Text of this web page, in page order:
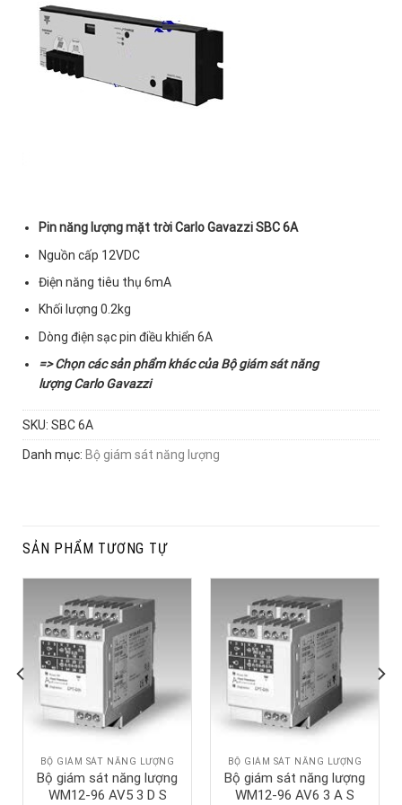
Pin năng lượng mặt trời Carlo Gavazzi SBC 6A
Nguồn cấp 12VDC
Điện năng tiêu thụ 6mA
Khối lượng 0.2kg
Dòng điện sạc pin điều khiển 6A
=> Chọn các sản phẩm khác củaBộ giám sát năng
lượng Carlo Gavazzi
SKU: SBC 6A
Danh mục: Bộ giám sát năng lượng
SẢN PHẨM TƯƠNG TỰ
BỘ GIÁM SÁT NĂNG LƯỢNG
Bộ giám sát năng lượng
WM12-96 AV5 3 D S
BỘ GIÁM SÁT NĂNG LƯỢNG
Bộ giám sát năng lượng
WM12-96 AV6 3 A S